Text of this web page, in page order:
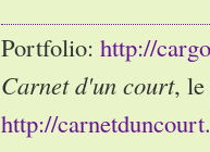
Portfolio: http://
Carnet d'un court,
http://